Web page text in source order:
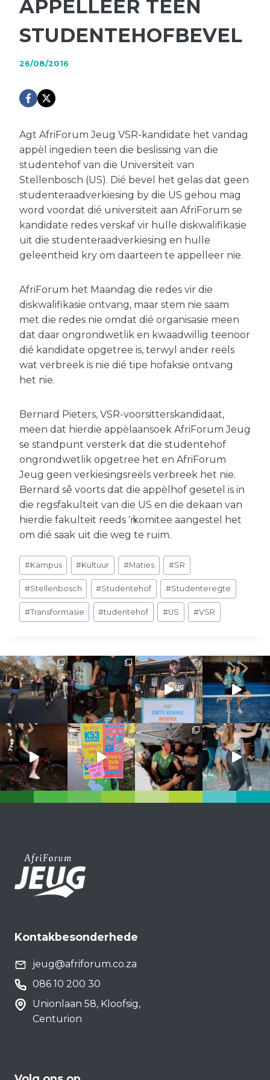
APPELLEER TEEN
STUDENTEHOFBEVEL
26/08/2016
Agt AfriForum Jeug VSR-kandidate het vandag
appèl ingedien teen die beslissing van die
studentehof van die Universiteit van
Stellenbosch (US). Dié bevel het gelas dat geen
studenteraadverkiesing by die US gehou mag
word voordat dié universiteit aan AfriForum se
kandidate redes verskaf vir hulle diskwalifikasie
uit die studenteraadverkiesing en hulle
geleentheid kry om daarteen te appelleer nie.
AfriForum het Maandag die redes vir die
diskwalifikasie ontvang, maar stem nie saam
met die redes nie omdat dié organisasie meen
dat daar ongrondwetlik en kwaadwillig teenoor
dié kandidate opgetree is, terwyl ander reëls
wat verbreek is nie dié tipe hofaksie ontvang
het nie.
Bernard Pieters, VSR-voorsitterskandidaat,
meen dat hierdie appѐlaansoek AfriForum Jeug
se standpunt versterk dat die studentehof
ongrondwetlik opgetree het en AfriForum
Jeug geen verkiesingsreëls verbreek het nie.
Bernard sê voorts dat die appѐlhof gesetel is in
die regsfakulteit van die US en die dekaan van
hierdie fakulteit reeds ŉ komitee aangestel het
om dié saak uit die weg te ruim.
Post
Tags:
#Kampus #Kultuur #Maties #SR
#Stellenbosch #Studentehof #Studenteregte
#Transformasie #tudentehof #US #VSR
Kontakbesonderhede
jeug@afriforum.co.za
086 10 200 30
Unionlaan 58, Kloofsig,
Centurion